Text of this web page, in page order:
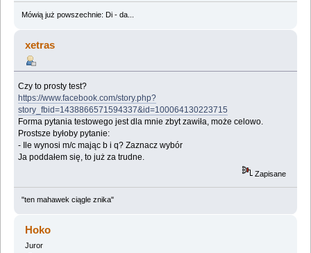
Mówią już powszechnie: Di - da...
xetras
Czy to prosty test?
https://www.facebook.com/story.php?
story_fbid=1438866571594337&id=100064130223715
Forma pytania testowego jest dla mnie zbyt zawiła, może celowo.
Prostsze byłoby pytanie:
- Ile wynosi m/c mając b i q? Zaznacz wybór
Ja poddałem się, to już za trudne.
Zapisane
"ten mahawek ciągle znika"
Hoko
Juror